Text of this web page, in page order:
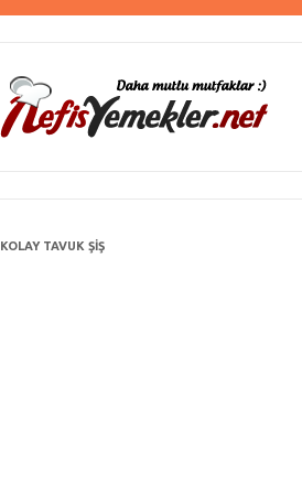
KOLAY TAVUK ŞIŞ